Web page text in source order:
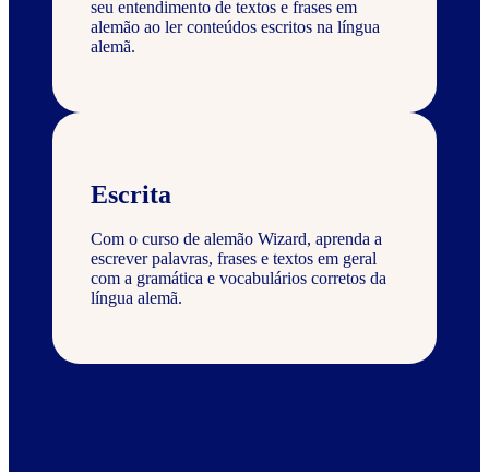
seu entendimento de textos e frases em
alemão ao ler conteúdos escritos na língua
alemã.
Escrita
Com o curso de alemão Wizard, aprenda a
escrever palavras, frases e textos em geral
com a gramática e vocabulários corretos da
língua alemã.